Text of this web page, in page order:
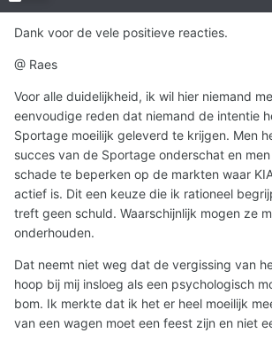
Dank voor de vele positieve reacties.
@ Raes
Voor alle duidelijkheid, ik wil hier niemand
eenvoudige reden dat niemand de intentie
Sportage moeilijk geleverd te krijgen. Men
succes van de Sportage onderschat en
schade te beperken op de markten waar
actief is. Dit een keuze die ik rationeel
treft geen schuld. Waarschijnlijk mogen ze
onderhouden.
Dat neemt niet weg dat de vergissing van
hoop bij mij insloeg als een psychologisch
bom. Ik merkte dat ik het er heel moeilijk
van een wagen moet een feest zijn en niet